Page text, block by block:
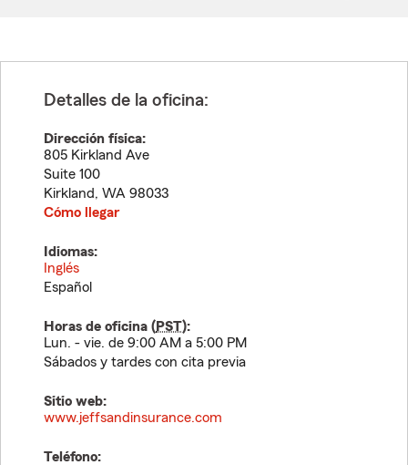
Detalles de la oficina:
Dirección física:
805 Kirkland Ave
Suite 100
Kirkland, WA 98033
Cómo llegar
Idiomas:
Inglés
Español
Horas de oficina (PST):
Lun. - vie. de 9:00 AM a 5:00 PM
Sábados y tardes con cita previa
Sitio web:
www.jeffsandinsurance.com
Teléfono: